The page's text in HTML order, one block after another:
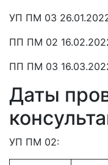
УП ПМ 03
ПП ПМ 02
ПП ПМ 03
Даты
УП ПМ 02: